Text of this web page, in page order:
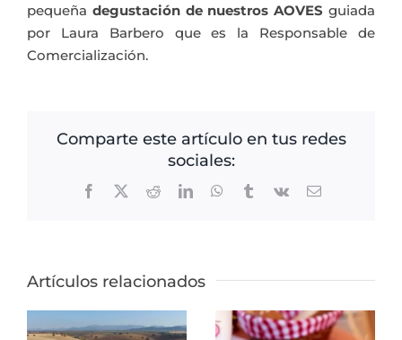
pequeña degustación de nuestros AOVES guiada
por Laura Barbero que es la Responsable de
Comercialización.
Comparte este artículo en tus redes
sociales:
Facebook
X RedditLinkedInWhatsApp
TumblrVk
Correo
Artículos relacionados